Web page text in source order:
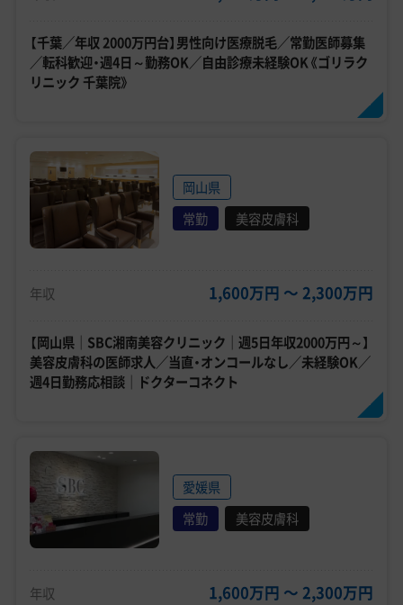
【千葉／年収 2000万円台】男性向け医療脱毛／常勤医師募集
／転科歓迎・週4日～勤務OK／自由診療未経験OK《ゴリラク
リニック 千葉院》
岡山県
常勤
美容皮膚科
年収 1,600万円 〜 2,300万円
【岡山県｜SBC湘南美容クリニック｜週5日年収2000万円～】
美容皮膚科の医師求人／当直・オンコールなし／未経験OK／
週4日勤務応相談｜ドクターコネクト
愛媛県
常勤
美容皮膚科
年収 1,600万円 〜 2,300万円